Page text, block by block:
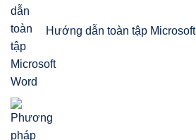
Hướng dẫn toàn tập